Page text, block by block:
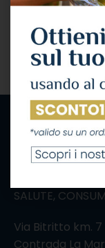
SALUTE,
Via Bitritto km. 7
Contrada La